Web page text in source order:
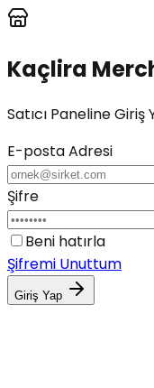
Kaçlira
Satıcı Paneline Giriş
E-posta Adresi
Şifre
Beni hatırla
Şifremi Unuttum
Giriş Yap